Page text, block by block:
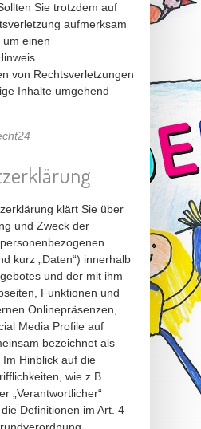
Sie trotzdem auf
aufmerksam
einen
von Rechtsverletzungen
Inhalte umgehend
klärt Sie über
und Zweck der
kurz „Daten“) innerhalb
und der mit ihm
Funktionen und
Onlinepräsenzen,
Media Profile auf
bezeichnet als
Im Hinblick auf die
wie z.B.
„Verantwortlicher“
Definitionen im Art. 4